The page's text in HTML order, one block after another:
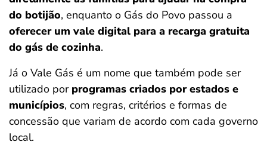
do botijão, enquanto o Gás do Povo passou a
oferecer um vale digital para a recarga gratuita
do gás de cozinha.
Já o Vale Gás é um nome que também pode ser
utilizado porprogramas criados por estados e
municípios, com regras, critérios e formas de
concessão que variam de acordo com cada governo
local.